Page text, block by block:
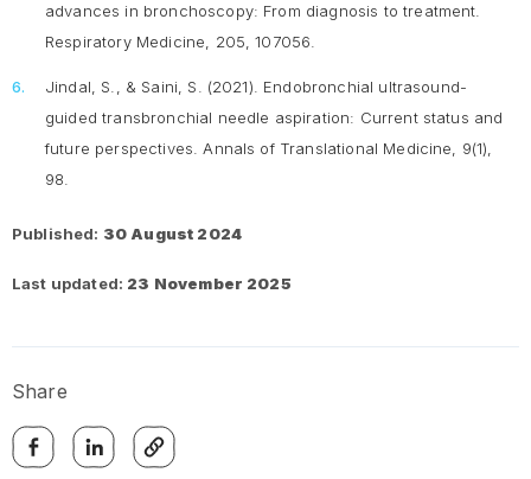
advances in bronchoscopy: From diagnosis to treatment.
Respiratory Medicine, 205, 107056.
Jindal, S., & Saini, S. (2021). Endobronchial ultrasound-
guided transbronchial needle aspiration: Current status and
future perspectives.Annals of Translational Medicine, 9(1),
98.
Published: 30 August 2024
Last updated: 23 November 2025
Share